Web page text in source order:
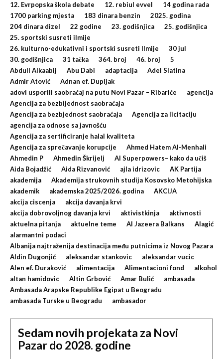
12. Evrpopska škola debate
12. rebiul evvel
14 godina rada
1700 parking mjesta
183 dinara benzin
2025. godina
204 dinara dizel
22 godine 23. godišnjica
25. godišnjica
25. sportski susreti ilmije
26. kulturno-edukativni i sportski susreti Ilmije
30 jul
30. godišnjica
31 tačka 364. broj 46. broj
5
Abdull Alkaabij
Abu Dabi adaptacija
Adel Slatina
Admir Atović
Adnan ef. Dupljak
adovi usporili saobraćaj na putu Novi Pazar – Ribariće
agencija
Agencija za bezbijednost saobraćaja
Agencija za bezbjednost saobraćaja
Agencija za licitaciju
agencija za odnose sa javnošću
Agencija za sertificiranje halal kvaliteta
Agencija za sprečavanje korupcije
Ahmed Hatem Al-Menhali
Ahmedin P
Ahmedin Škrijelj
AI Superpowers– kako da učiš
Aida Bojadžić
Aida Rizvanović ajla idrizovic
AK Partija
akademija
Akademija strukovnih studija Kosovsko Metohijska
akademik
akademska 2025/2026. godina
AKCIJA
akcija ciscenja
akcija davanja krvi
akcija dobrovoljnog davanja krvi
aktivistkinja
aktivnosti
aktuelna pitanja
aktuelne teme Al Jazeera Balkans
Alagić
alarmantni podaci
Albanija najtraženija destinacija među putnicima iz Novog Pazara
Aldin Dugonjić
aleksandar stankovic
aleksandar vucic
Alen ef. Duraković
alimentacija Alimentacioni fond
alkohol
altan hamidovic
Altin Grbović Amar Bulić
ambasada
Ambasada Arapske Republike Egipat u Beogradu
ambasada Turske u Beogradu
ambasador
Sedam novih projekata za Novi
Pazar do 2028. godine